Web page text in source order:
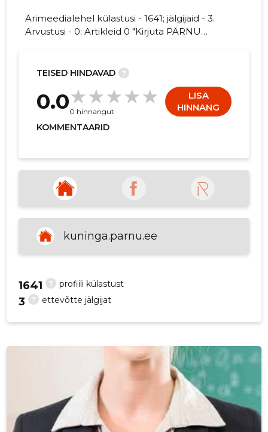
Ärimeedialehel külastusi - 1641; jälgijaid - 3.
Arvustusi - 0; Artikleid 0 "Kirjuta PÄRNU
TEISED HINDAVAD ?
0.00 hinnangut
LISA
HINNANG
KOMMENTAARID
kuninga.parnu.ee
? profiili külastust
1641
? ettevõtte jälgijat
3